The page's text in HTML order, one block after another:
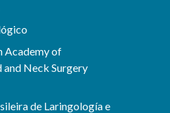
Academy of
Neck Surgery
de Laringología e